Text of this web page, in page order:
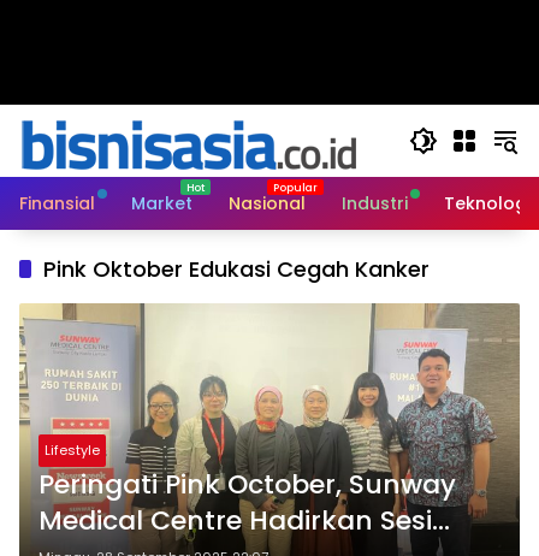
Finansial Market Nasional Industri Teknologi
Pink Oktober Edukasi Cegah Kanker
Lifestyle
Peringati Pink October, Sunway
Medical Centre Hadirkan Sesi